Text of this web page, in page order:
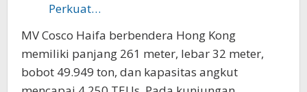
Perkuat…
MV Cosco Haifa berbendera Hong Kong
memiliki panjang 261 meter, lebar 32 meter,
bobot 49.949 ton, dan kapasitas angkut